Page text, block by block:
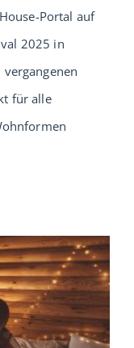
Portal auf
2025 in
für alle